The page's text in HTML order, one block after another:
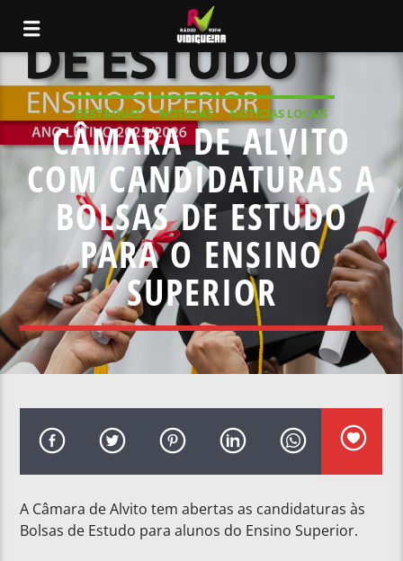
DESTAQUES NOTICIAS
NOTÍCIAS LOCAIS
NOTÍCIAS NACIONAIS
CÂMARA DE ALVITO
COM CANDIDATURAS A
BOLSAS DE ESTUDO
PARA O ENSINO
SUPERIOR
A Câmara de Alvito tem abertas as candidaturas às
Bolsas de Estudo para alunos do Ensino Superior.